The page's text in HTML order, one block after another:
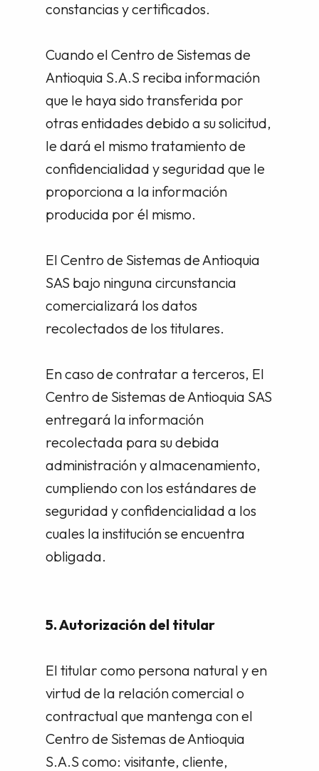
constancias y certificados.
Cuando el Centro de Sistemas de
Antioquia S.A.S reciba información
que le haya sido transferida por
otras entidades debido a su solicitud,
le dará el mismo tratamiento de
confidencialidad y seguridad que le
proporciona a la información
producida por él mismo.
El Centro de Sistemas de Antioquia
SAS bajo ninguna circunstancia
comercializará los datos
recolectados de los titulares.
En caso de contratar a terceros, El
Centro de Sistemas de Antioquia SAS
entregará la información
recolectada para su debida
administración y almacenamiento,
cumpliendo con los estándares de
seguridad y confidencialidad a los
cuales la institución se encuentra
obligada.
5. Autorización del titular
El titular como persona natural y en
virtud de la relación comercial o
contractual que mantenga con el
Centro de Sistemas de Antioquia
S.A.S como: visitante, cliente,